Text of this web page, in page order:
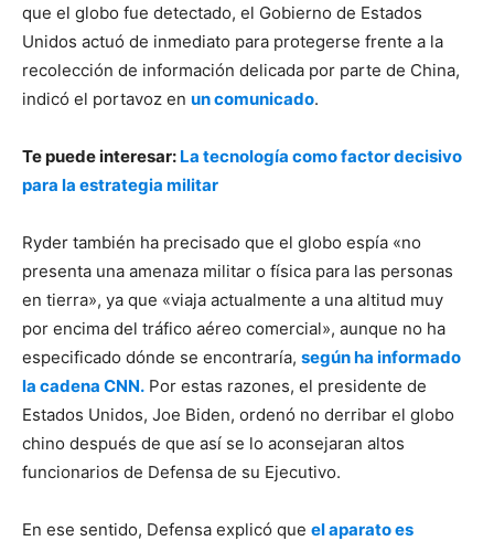
que el globo fue detectado, el Gobierno de Estados
Unidos actuó de inmediato para protegerse frente a la
recolección de información delicada por parte de China,
indicó el portavoz en un comunicado.
Te puede interesar: La tecnología como factor decisivo
para la estrategia militar
Ryder también ha precisado que el globo espía «no
presenta una amenaza militar o física para las personas
en tierra», ya que «viaja actualmente a una altitud muy
por encima del tráfico aéreo comercial», aunque no ha
especificado dónde se encontraría, según ha informado
la cadena CNN. Por estas razones, el presidente de
Estados Unidos, Joe Biden, ordenó no derribar el globo
chino después de que así se lo aconsejaran altos
funcionarios de Defensa de su Ejecutivo.
En ese sentido, Defensa explicó que el aparato es